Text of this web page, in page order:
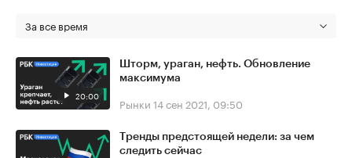
За все время
20:00
Шторм, ураган, нефть. Обновление
максимума
Рынки 14 сен 2021, 09:50
Тренды предстоящей недели: за чем
следить сейчас